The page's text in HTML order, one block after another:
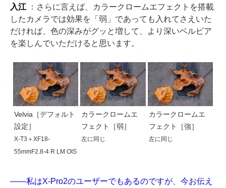
入江
：さらに言えば、カラークロームエフェクトを搭載
したカメラでは効果を「弱」であっても入れてさえいた
だければ、色の深みがグッと増して、より深いベルビア
を楽しんでいただけると思います。
Velvia［デフォルト
設定］
X-T3＋XF18-
55mmF2.8-4 R LM OIS
カラークロームエ
フェクト［弱］
左に同じ
カラークロームエ
フェクト［強］
左に同じ
——私はX-Pro2のユーザーでもあるのですが、今お伝え